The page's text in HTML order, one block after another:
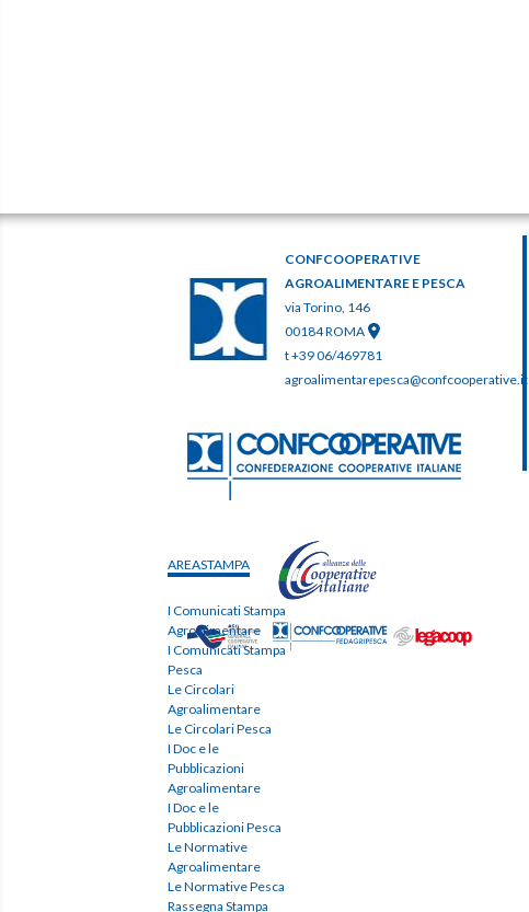
CONFCOOPERATIVE
AGROALIMENTARE E PESCA
via Torino, 146
00184 ROMA
t +39 06/469781
agroalimentarepesca@confcooperative.it
AREASTAMPA
I Comunicati Stampa
Agroalimentare
I Comunicati Stampa
Pesca
Le Circolari
Agroalimentare
Le Circolari Pesca
I Doc e le
Pubblicazioni
Agroalimentare
I Doc e le
Pubblicazioni Pesca
Le Normative
Agroalimentare
Le Normative Pesca
Rassegna Stampa